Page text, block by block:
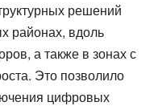
решений
районах, вдоль
а также в зонах с
Это позволило
цифровых